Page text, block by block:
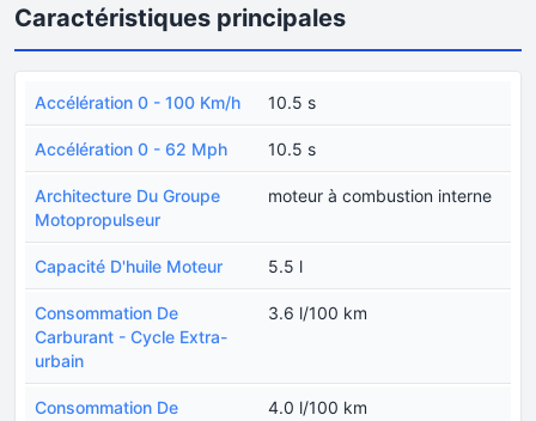
Caractéristiques principales
Accélération 0 - 100 Km/h 10.5 s
Accélération 0 - 62 Mph 10.5 s
Architecture Du Groupe
Motopropulseur
moteur à combustion interne
Capacité D'huile Moteur 5.5 l
Consommation De
Carburant - Cycle Extra-
urbain
3.6 l/100 km
Consommation De
4.0 l/100 km